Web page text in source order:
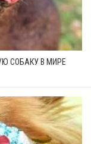
СОБАКУ В МИРЕ